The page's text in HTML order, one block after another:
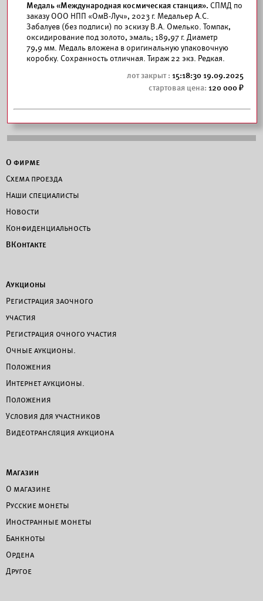
Медаль «Международная космическая станция». СПМД по
заказу ООО НПП «ОмВ-Луч», 2023 г. Медальер А.С.
Забалуев (без подписи) по эскизу В.А. Омелько. Томпак,
оксидирование под золото, эмаль; 189,97 г. Диаметр
79,9 мм. Медаль вложена в оригинальную упаковочную
коробку. Сохранность отличная. Тираж 22 экз. Редкая.
15:18:30 19.09.2025
120 000
О фирме
Схема проезда
Наши специалисты
Новости
Конфиденциальность
ВКонтакте
Аукционы
Регистрация заочного
участия
Регистрация очного участия
Очные аукционы.
Положения
Интернет аукционы.
Положения
Условия для участников
Видеотрансляция аукциона
Магазин
О магазине
Русские монеты
Иностранные монеты
Банкноты
Ордена
Другое